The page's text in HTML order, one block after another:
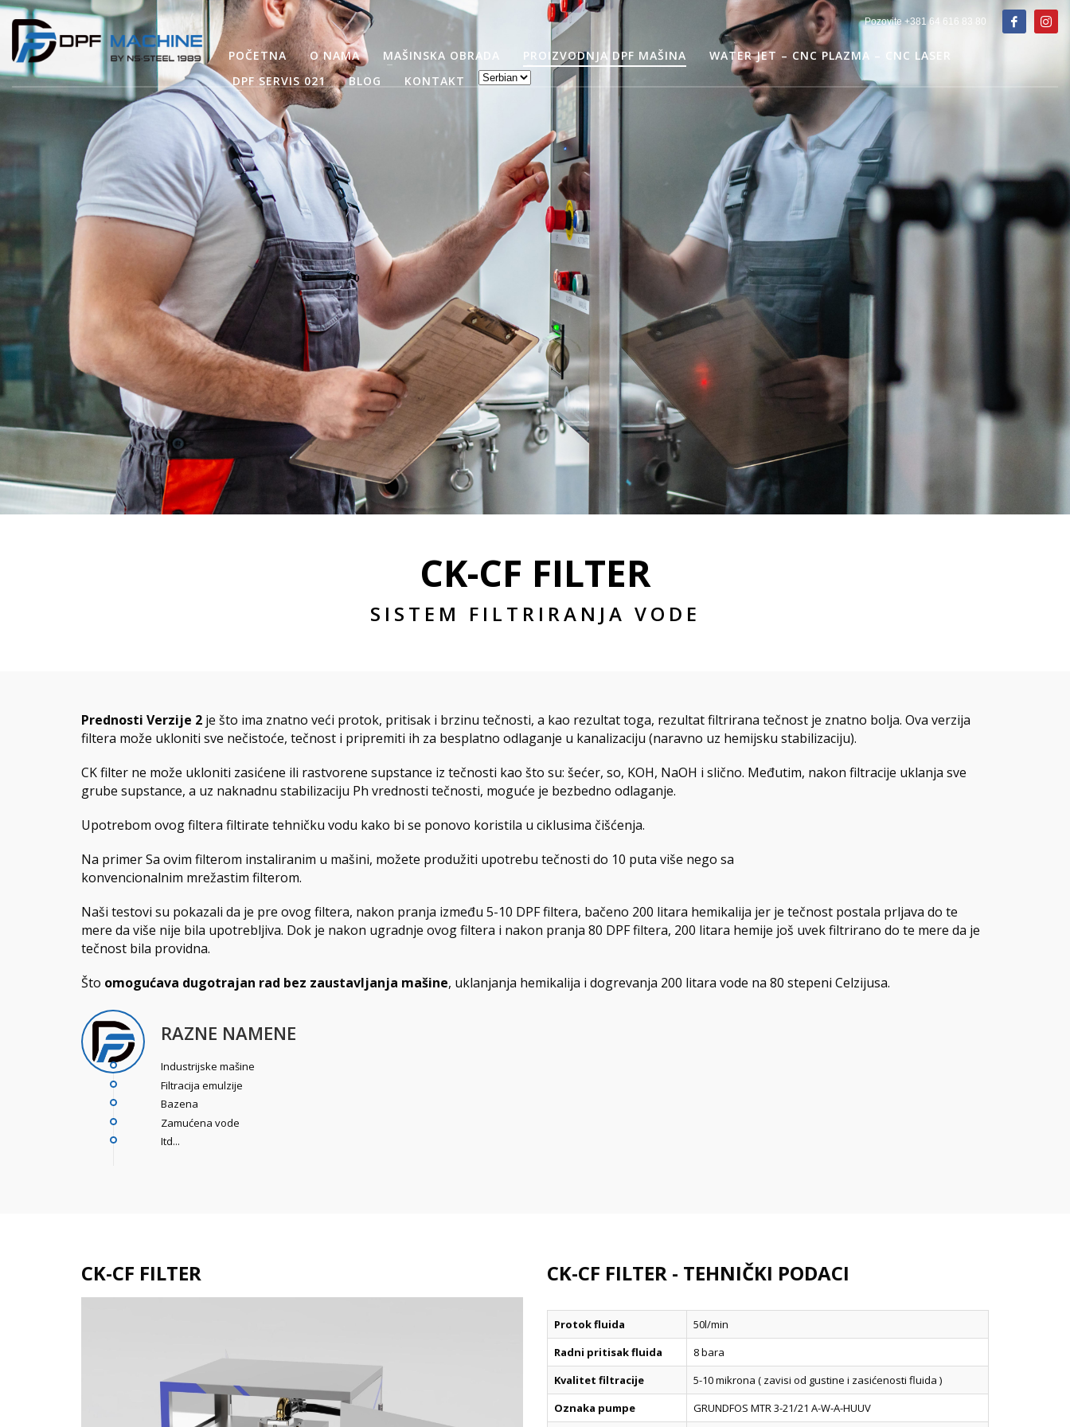
Pozovite +381 64 616 83 80
POČETNA O NAMA MAŠINSKA OBRADA PROIZVODNJA DPF MAŠINA
WATER JET – CNC PLAZMA – CNC LASER
DPF SERVIS 021
BLOG KONTAKT
CK-CF FILTER
SISTEM FILTRIRANJA VODE
Prednosti Verzije 2 je što ima znatno veći protok, pritisak i brzinu tečnosti, a kao rezultat toga, rezultat filtrirana tečnost je znatno bolja. Ova verzija
filtera može ukloniti sve nečistoće, tečnost i pripremiti ih za besplatno odlaganje u kanalizaciju (naravno uz hemijsku stabilizaciju).
CK filter ne može ukloniti zasićene ili rastvorene supstance iz tečnosti kao što su: šećer, so, KOH, NaOH i slično. Međutim, nakon filtracije uklanja sve
grube supstance, a uz naknadnu stabilizaciju Ph vrednosti tečnosti, moguće je bezbedno odlaganje.
Upotrebom ovog filtera filtirate tehničku vodu kako bi se ponovo koristila u ciklusima čišćenja.
Na primer Sa ovim filterom instaliranim u mašini, možete produžiti upotrebu tečnosti do 10 puta više nego sa
konvencionalnim mrežastim filterom.
Naši testovi su pokazali da je pre ovog filtera, nakon pranja između 5-10 DPF filtera, bačeno 200 litara hemikalija jer je tečnost postala prljava do te
mere da više nije bila upotrebljiva. Dok je nakon ugradnje ovog filtera i nakon pranja 80 DPF filtera, 200 litara hemije još uvek filtrirano do te mere da je
tečnost bila providna.
Što omogućava dugotrajan rad bez zaustavljanja mašine, uklanjanja hemikalija i dogrevanja 200 litara vode na 80 stepeni Celzijusa.
RAZNE NAMENE
Industrijske mašine
Filtracija emulzije
Bazena
Zamućena vode
Itd...
CK-CF FILTER CK-CF FILTER - TEHNIČKI PODACI
Protok fluida
50l/min
Radni pritisak fluida
8 bara
Kvalitet filtracije
5-10 mikrona ( zavisi od gustine i zasićenosti fluida )
Oznaka pumpe
GRUNDFOS MTR 3-21/21 A-W-A-HUUV